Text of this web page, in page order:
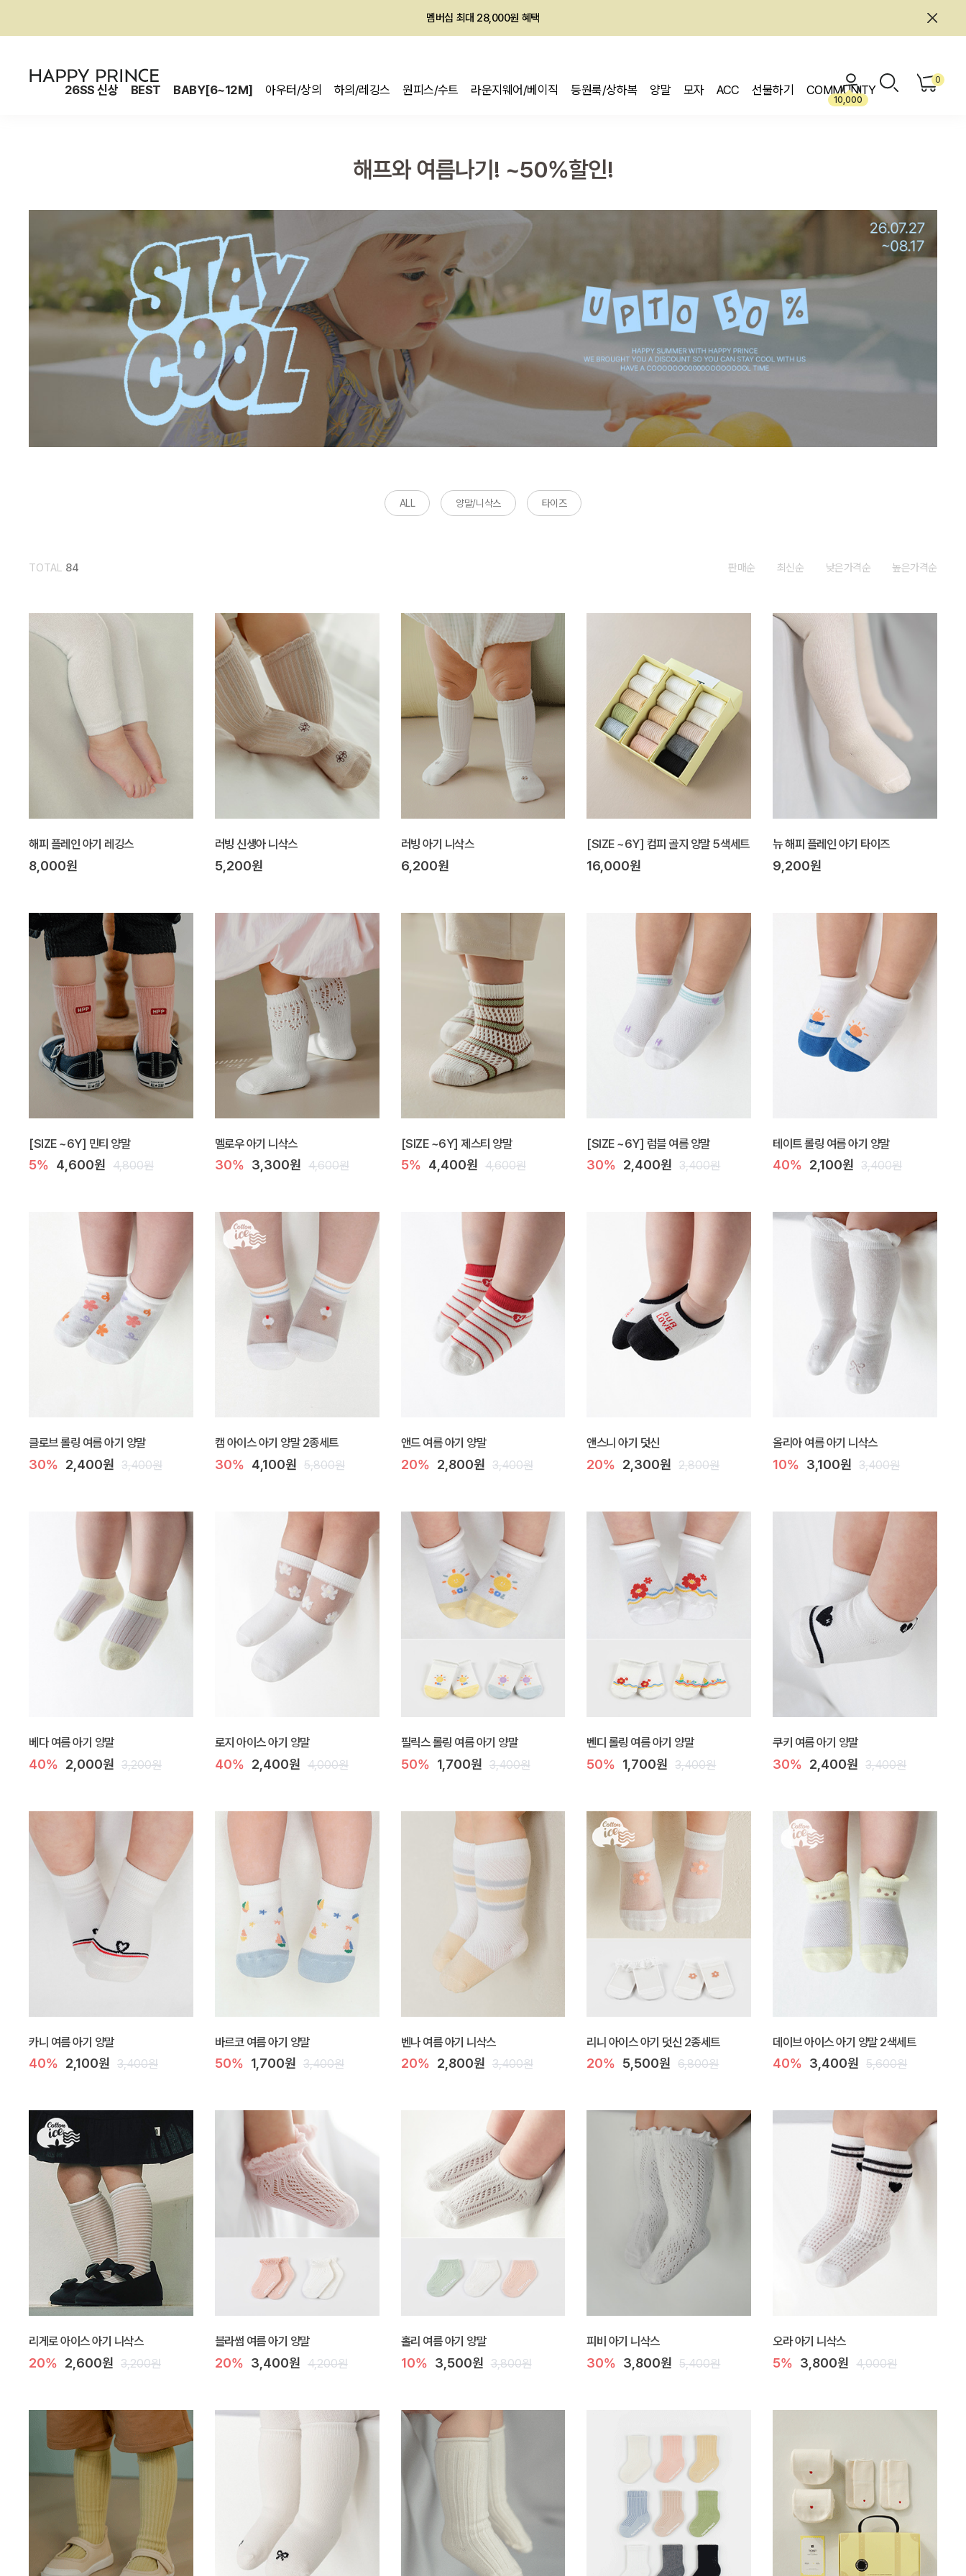
회원전용 아울렛, 가입하면 ~60% 할인!
26SS 신상 BEST BABY[6~12M] 아우터/상의 하의/레깅스 원피스/수트 라운지웨어/베이직 등원룩/상하복 양말 모자 ACC 선물하기 COMMUNITY
10,000
0
해프와 여름나기! ~50%할인!
ALL 양말/니삭스 타이즈
TOTAL 84 판매순 최신순 낮은가격순 높은가격순
해피 플레인 아기 레깅스
8,000원
러빙 신생아 니삭스
5,200원
러빙 아기 니삭스
6,200원
[SIZE ~6Y] 컴피 골지 양말 5색세트
16,000원
뉴 해피 플레인 아기 타이즈
9,200원
[SIZE ~6Y] 민티 양말
5% 4,600원 4,800원
멜로우 아기 니삭스
30% 3,300원 4,600원
[SIZE ~6Y] 제스티 양말
5% 4,400원 4,600원
[SIZE ~6Y] 럼블 여름 양말
30% 2,400원 3,400원
테이트 롤링 여름 아기 양말
40% 2,100원 3,400원
클로브 롤링 여름 아기 양말
30% 2,400원 3,400원
캠 아이스 아기 양말 2종세트
30% 4,100원 5,800원
앤드 여름 아기 양말
20% 2,800원 3,400원
앤스니 아기 덧신
20% 2,300원 2,800원
올리아 여름 아기 니삭스
10% 3,100원 3,400원
베다 여름 아기 양말
40% 2,000원 3,200원
로지 아이스 아기 양말
40% 2,400원 4,000원
필릭스 롤링 여름 아기 양말
50% 1,700원 3,400원
벤디 롤링 여름 아기 양말
50% 1,700원 3,400원
쿠키 여름 아기 양말
30% 2,400원 3,400원
카니 여름 아기 양말
40% 2,100원 3,400원
바르코 여름 아기 양말
50% 1,700원 3,400원
벤나 여름 아기 니삭스
20% 2,800원 3,400원
리니 아이스 아기 덧신 2종세트
20% 5,500원 6,800원
데이브 아이스 아기 양말 2색세트
40% 3,400원 5,600원
리게로 아이스 아기 니삭스
20% 2,600원 3,200원
블라썸 여름 아기 양말
20% 3,400원 4,200원
홀리 여름 아기 양말
10% 3,500원 3,800원
피비 아기 니삭스
30% 3,800원 5,400원
오라 아기 니삭스
5% 3,800원 4,000원